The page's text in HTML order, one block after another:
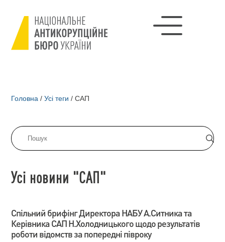
Головна / Усі теги / САП
Усі новини "САП"
Спільний брифінг Директора НАБУ А.Ситника та
Керівника САП Н.Холодницького щодо результатів
роботи відомств за попередні півроку